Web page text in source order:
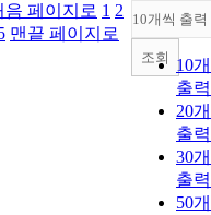
10개씩 출력
10
출력
20
출력
30
출력
50
조회
음 페이지로 1 2
맨끝 페이지로